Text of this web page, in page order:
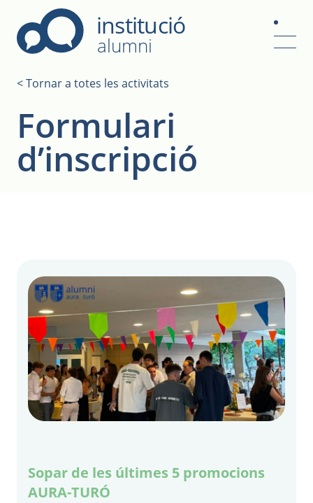
Alumni institució
alumni
< Tornar a totes les activitats
Formulari
d’inscripció
Sopar de les últimes 5 promocions
AURA-TURÓ